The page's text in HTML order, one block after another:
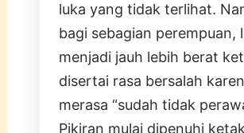
luka yang tidak terlihat.
bagi sebagian perempuan,
menjadi jauh lebih berat
disertai rasa bersalah
merasa “sudah tidak
Pikiran mulai dipenuhi